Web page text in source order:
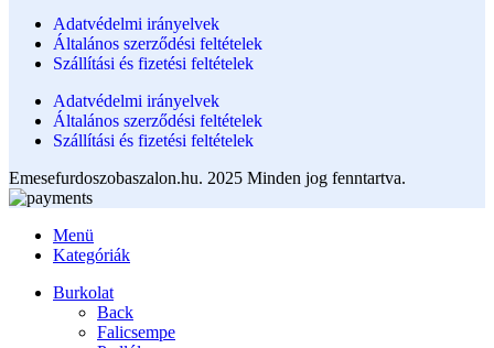
Adatvédelmi irányelvek
Általános szerződési feltételek
Szállítási és fizetési feltételek
Adatvédelmi irányelvek
Általános szerződési feltételek
Szállítási és fizetési feltételek
Emesefurdoszobaszalon.hu. 2025 Minden jog fenntartva.
Menü
Kategóriák
Burkolat
Back
Falicsempe